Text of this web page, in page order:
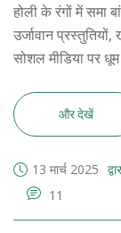
होली के रंगों में समा
उर्जावान
सोशल मीडिया पर
और देखें
13 मार्च 2025
11